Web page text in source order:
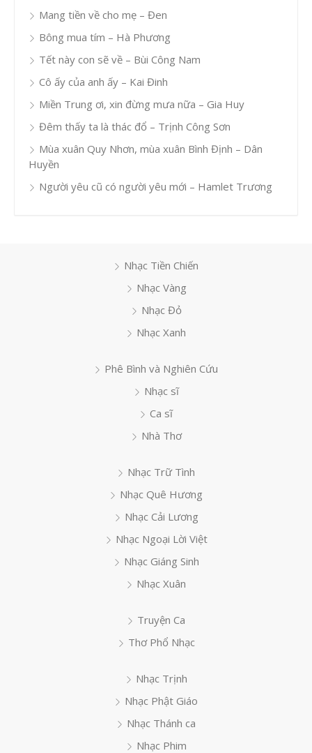
Mang tiền về cho mẹ – Đen
Bông mua tím – Hà Phương
Tết này con sẽ về – Bùi Công Nam
Cô ấy của anh ấy – Kai Đinh
Miền Trung ơi, xin đừng mưa nữa – Gia Huy
Đêm thấy ta là thác đổ – Trịnh Công Sơn
Mùa xuân Quy Nhơn, mùa xuân Bình Định – Dân
Huyền
Người yêu cũ có người yêu mới – Hamlet Trương
Nhạc Tiền Chiến
Nhạc Vàng
Nhạc Đỏ
Nhạc Xanh
Phê Bình và Nghiên Cứu
Nhạc sĩ
Ca sĩ
Nhà Thơ
Nhạc Trữ Tình
Nhạc Quê Hương
Nhạc Cải Lương
Nhạc Ngoại Lời Việt
Nhạc Giáng Sinh
Nhạc Xuân
Truyện Ca
Thơ Phổ Nhạc
Nhạc Trịnh
Nhạc Phật Giáo
Nhạc Thánh ca
Nhạc Phim